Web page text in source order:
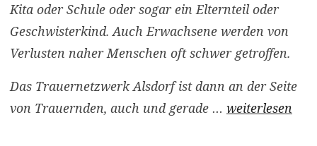
Kita oder Schule oder sogar ein Elternteil oder
Geschwisterkind. Auch Erwachsene werden von
Verlusten naher Menschen oft schwer getroffen.
Das Trauernetzwerk Alsdorf ist dann an der Seite
von Trauernden, auch und gerade … weiterlesen